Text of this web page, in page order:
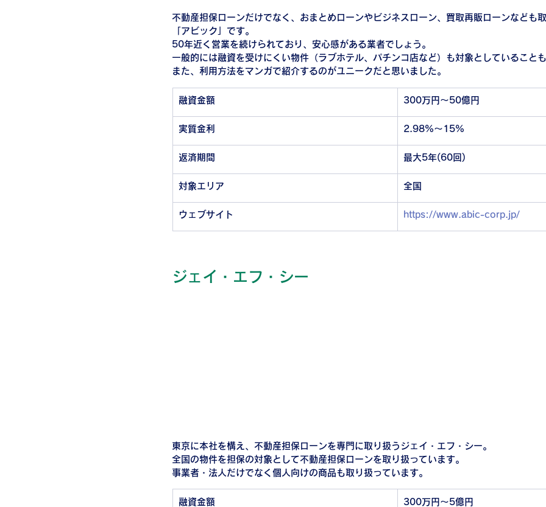
不動産担保ローンだけでなく、おまとめローンやビジネスローン、買取再販ローンなども
「アビック」です。
50年近く営業を続けられており、安心感がある業者でしょう。
一般的には融資を受けにくい物件（ラブホテル、パチンコ店など）も対象としていること
また、利用方法をマンガで紹介するのがユニークだと思いました。
融資金額 300万円～50億円
実質金利 2.98%～15%
返済期間 最大5年(60回)
対象エリア 全国
ウェブサイト https://www.abic-corp.jp/
ジェイ・エフ・シー
東京に本社を構え、不動産担保ローンを専門に取り扱うジェイ・エフ・シー。
全国の物件を担保の対象として不動産担保ローンを取り扱っています。
事業者・法人だけでなく個人向けの商品も取り扱っています。
融資金額 300万円～5億円